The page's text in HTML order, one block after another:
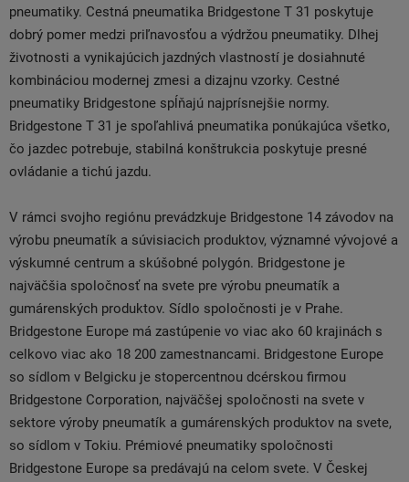
pneumatiky. Cestná pneumatika Bridgestone T 31 poskytuje
dobrý pomer medzi priľnavosťou a výdržou pneumatiky. Dlhej
životnosti a vynikajúcich jazdných vlastností je dosiahnuté
kombináciou modernej zmesi a dizajnu vzorky. Cestné
pneumatiky Bridgestone spĺňajú najprísnejšie normy.
Bridgestone T 31 je spoľahlivá pneumatika ponúkajúca všetko,
čo jazdec potrebuje, stabilná konštrukcia poskytuje presné
ovládanie a tichú jazdu.
V rámci svojho regiónu prevádzkuje Bridgestone 14 závodov na
výrobu pneumatík a súvisiacich produktov, významné vývojové a
výskumné centrum a skúšobné polygón. Bridgestone je
najväčšia spoločnosť na svete pre výrobu pneumatík a
gumárenských produktov. Sídlo spoločnosti je v Prahe.
Bridgestone Europe má zastúpenie vo viac ako 60 krajinách s
celkovo viac ako 18 200 zamestnancami. Bridgestone Europe
so sídlom v Belgicku je stopercentnou dcérskou firmou
Bridgestone Corporation, najväčšej spoločnosti na svete v
sektore výroby pneumatík a gumárenských produktov na svete,
so sídlom v Tokiu. Prémiové pneumatiky spoločnosti
Bridgestone Europe sa predávajú na celom svete. V Českej